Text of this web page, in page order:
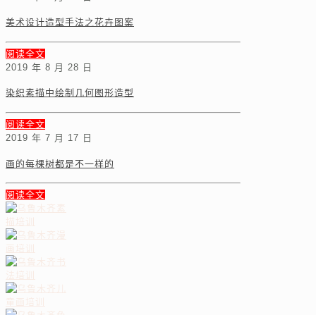
美术设计造型手法之花卉图案
阅读全文
2019 年 8 月 28 日
染织素描中绘制几何图形造型
阅读全文
2019 年 7 月 17 日
画的每棵树都是不一样的
阅读全文